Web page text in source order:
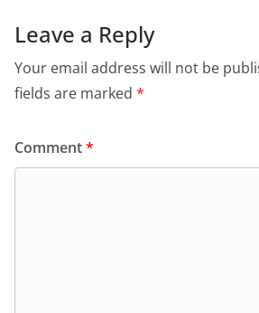
Leave a Reply
Your email address will not be
fields are marked *
Comment*